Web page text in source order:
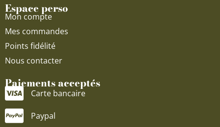
Espace perso
Mon compte
Mes commandes
Points fidélité
Nous contacter
Paiements acceptés
Carte bancaire
Paypal